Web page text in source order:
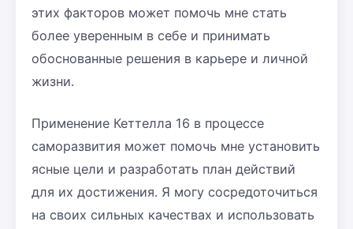
этих факторов может помочь мне стать
более уверенным в себе и принимать
обоснованные решения в карьере и личной
жизни.
Применение Кеттелла 16 в процессе
саморазвития может помочь мне установить
ясные цели и разработать план действий
для их достижения. Я могу сосредоточиться
на своих сильных качествах и использовать